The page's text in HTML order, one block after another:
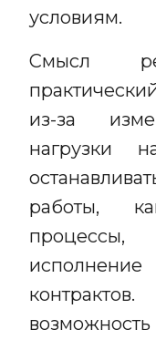
условиям.
Смысл
из-за
нагрузки
работы,
возможность